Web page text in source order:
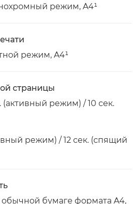
режим, A4¹
режим, A4¹
страницы
режим) / 10 сек.
режим) / 12 сек. (спящий
обычной бумаге формата A4,